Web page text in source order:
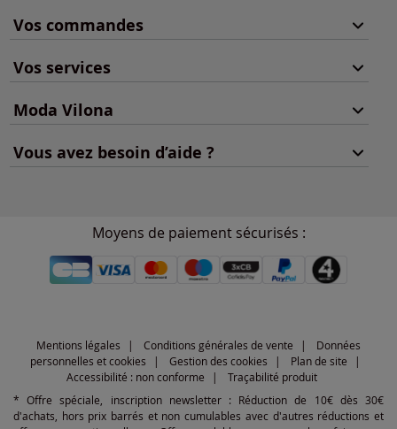
Vos commandes
Vos services
Moda Vilona
Vous avez besoin d’aide ?
Moyens de paiement sécurisés :
Mentions légales Conditions générales de vente
Données
personnelles et cookies
Gestion des cookies
Plan de site
Accessibilité : non conforme
Traçabilité produit
* Offre spéciale, inscription newsletter : Réduction de 10€ dès 30€
d'achats, hors prix barrés et non cumulables avec d'autres réductions et